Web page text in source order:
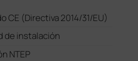
CE (Directiva 2014/31/EU)
de instalación
NTEP